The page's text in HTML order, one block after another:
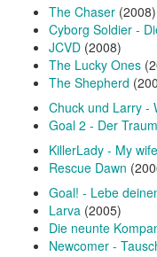
The Chaser (2008)
Cyborg Soldier -
JCVD (2008)
The Lucky Ones
The Shepherd
Chuck und Larry -
Goal 2 - Der
KillerLady - My
Rescue Dawn
Goal! - Lebe
Larva (2005)
Die neunte
Newcomer -